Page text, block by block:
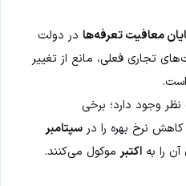
معافیت تعرفه‌ها در دولت
تجاری فعلی، مانع از تغییر
نظر وجود دارد؛ برخی
کاهش نرخ بهره را درسپتامبر
آن را بهاکتبر موکول می‌کنند.